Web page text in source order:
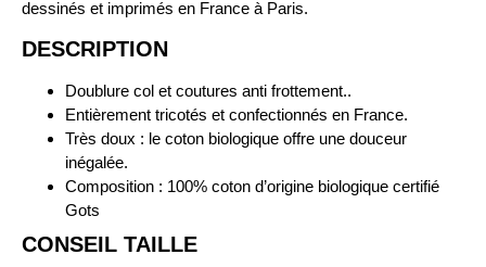
dessinés et imprimés en France à Paris.
DESCRIPTION
Doublure col et coutures anti frottement..
Entièrement tricotés et confectionnés en France.
Très doux : le coton biologique offre une douceur
inégalée.
Composition : 100% coton d’origine biologique certifié
Gots
CONSEIL TAILLE